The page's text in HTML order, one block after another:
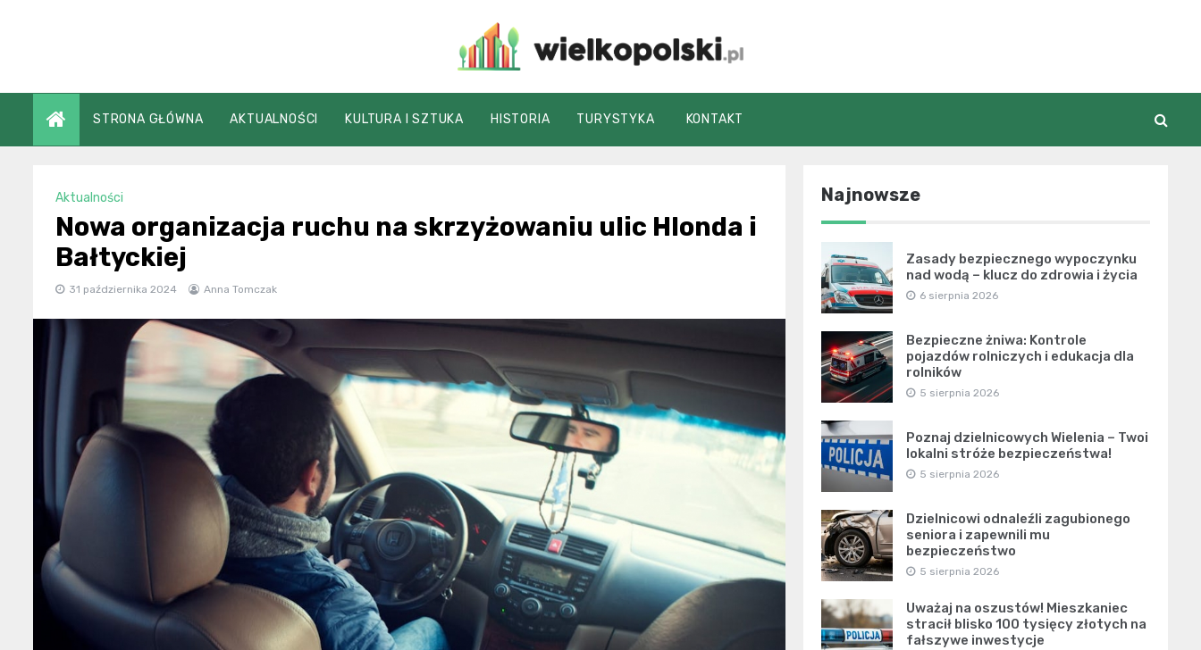
wielkopolski.pl
STRONA GŁÓWNA AKTUALNOŚCI KULTURA I SZTUKA HISTORIA TURYSTYKA KONTAKT
Aktualności
Nowa organizacja ruchu na skrzyżowaniu ulic Hlonda i
Bałtyckiej
31 października 2024 Anna Tomczak
Najnowsze
Zasady bezpiecznego wypoczynku
nad wodą – klucz do zdrowia i życia
6 sierpnia 2026
Bezpieczne żniwa: Kontrole
pojazdów rolniczych i edukacja dla
rolników
5 sierpnia 2026
Poznaj dzielnicowych Wielenia – Twoi
lokalni stróże bezpieczeństwa!
5 sierpnia 2026
Dzielnicowi odnaleźli zagubionego
seniora i zapewnili mu
bezpieczeństwo
5 sierpnia 2026
Uważaj na oszustów! Mieszkaniec
stracił blisko 100 tysięcy złotych na
fałszywe inwestycje